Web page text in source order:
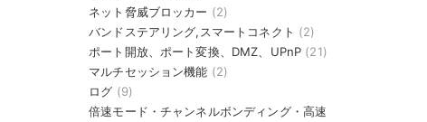
ネット脅威ブロッカー (2)
バンドステアリング,スマートコネクト (2)
ポート開放、ポート変換、DMZ、UPnP (21)
マルチセッション機能 (2)
ログ (9)
倍速モード・チャンネルボンディング・高速